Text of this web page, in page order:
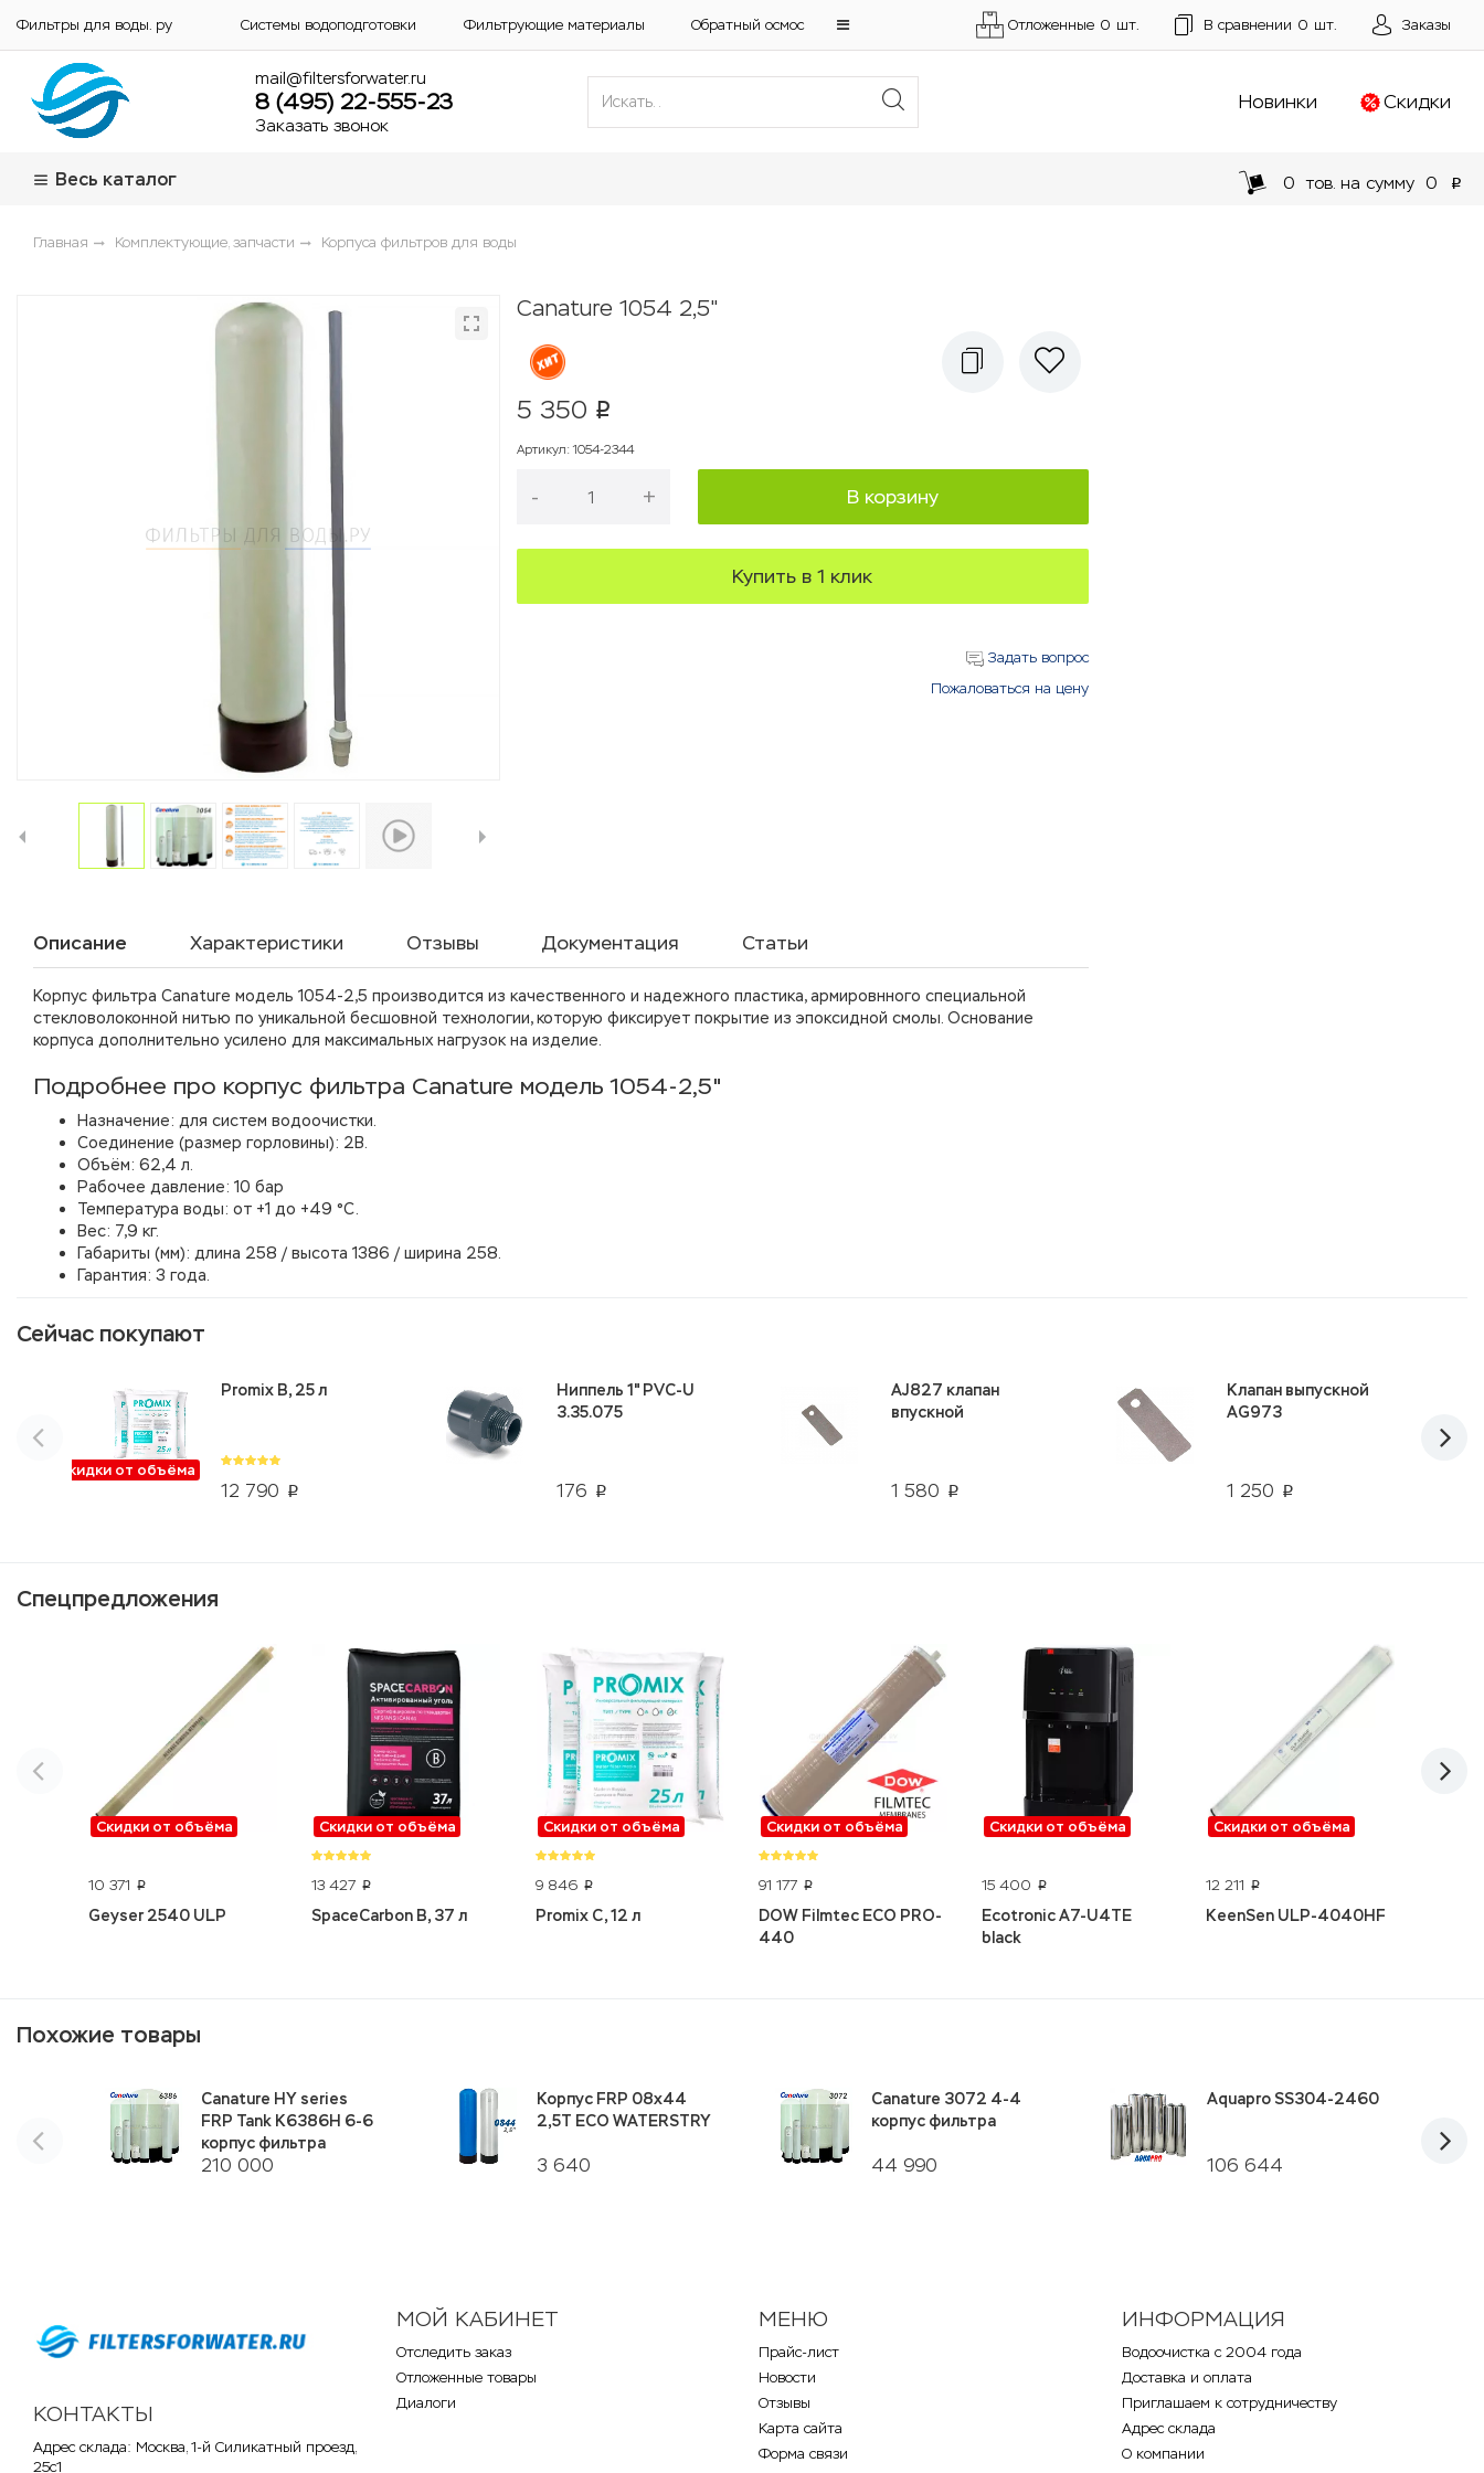
Фильтры для воды. ру Системы водоподготовки Фильтрующие материалы Обратный осмос Отложенные 0 шт. В сравнении 0 шт. Заказы
mail@filtersforwater.ru
8 (495) 22-555-23
Заказать звонок
Новинки Скидки
Весь каталог 0 тов. на сумму 0 p
Главная Комплектующие, запчасти Корпуса фильтров для воды
Canature 1054 2,5"
5 350 p
Артикул:1054-2344
- + В корзину
Купить в 1 клик
Задать вопрос
Пожаловаться на цену
Описание Характеристики Отзывы Документация Статьи
Корпус фильтра Canature модель 1054-2,5 производится из качественного и надежного пластика, армировнного специальной
стекловолоконной нитью по уникальной бесшовной технологии, которую фиксирует покрытие из эпоксидной смолы. Основание
корпуса дополнительно усилено для максимальных нагрузок на изделие.
Подробнее про корпус фильтра Canature модель 1054-2,5"
Назначение: для систем водоочистки.
Соединение (размер горловины): 2В.
Объём: 62,4 л.
Рабочее давление: 10 бар
Температура воды: от +1 до +49 °C.
Вес: 7,9 кг.
Габариты (мм): длина 258 / высота 1386 / ширина 258.
Гарантия: 3 года.
Сейчас покупают
Скидки от объёма
12 790 p
Promix B, 25 л
176 p
Ниппель 1" PVC-U
3.35.075
1 580 p
AJ827 клапан
впускной
1 250 p
Клапан выпускной
AG973
Спецпредложения
Скидки от объёма
10 371 p
Geyser 2540 ULP
Скидки от объёма
13 427 p
SpaceCarbon B, 37 л
Скидки от объёма
9 846 p
Promix C, 12 л
Скидки от объёма
91 177 p
DOW Filmtec ECO PRO-
440
Скидки от объёма
15 400 p
Ecotronic A7-U4TE
black
Скидки от объёма
12 211 p
KeenSen ULP-4040HF
Похожие товары
210 000
Canature HY series
FRP Tank K6386H 6-6
корпус фильтра
3 640
Корпус FRP 08х44
2,5Т ECO WATERSTRY
44 990
Canature 3072 4-4
корпус фильтра
106 644
Aquapro SS304-2460
КОНТАКТЫ
Адрес склада: Москва, 1-й Силикатный проезд,
25с1
МОЙ КАБИНЕТ
Отследить заказ
Отложенные товары
Диалоги
МЕНЮ
Прайс-лист
Новости
Отзывы
Карта сайта
Форма связи
ИНФОРМАЦИЯ
Водоочистка с 2004 года
Доставка и оплата
Приглашаем к сотрудничеству
Адрес склада
О компании